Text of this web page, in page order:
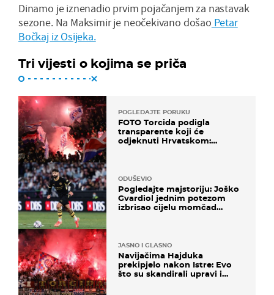
Dinamo je iznenadio prvim pojačanjem za nastavak
sezone. Na Maksimir je neočekivano došao Petar
Bočkaj iz Osijeka.
Tri vijesti o kojima se priča
POGLEDAJTE PORUKU
FOTO Torcida podigla
transparente koji će
odjeknuti Hrvatskom:
ODUŠEVIO
Pogledajte majstoriju: Joško
Gvardiol jednim potezom
izbrisao cijelu momčad
JASNO I GLASNO
Navijačima Hajduka
prekipjelo nakon Istre: Evo
što su skandirali upravi i